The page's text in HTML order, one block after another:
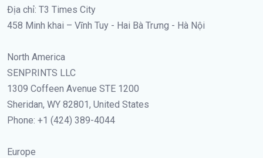
Địa chỉ: T3 Times City
458 Minh khai – Vĩnh Tuy - Hai Bà Trưng - Hà Nội
North America
SENPRINTS LLC
1309 Coffeen Avenue STE 1200
Sheridan, WY 82801, United States
Phone: +1 (424) 389-4044
Europe